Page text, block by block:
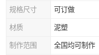
规格尺寸 可订做
材质 泥塑
制作范围 全国均可制作